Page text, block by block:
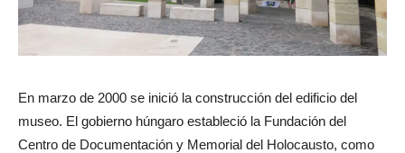
En marzo de 2000 se inició la construcción del edificio del
museo. El gobierno húngaro estableció la Fundación del
Centro de Documentación y Memorial del Holocausto, como